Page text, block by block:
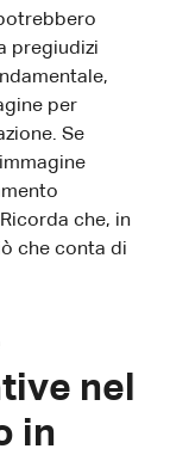
pregiudizi
per
Se
che, in
che conta di
nel
in